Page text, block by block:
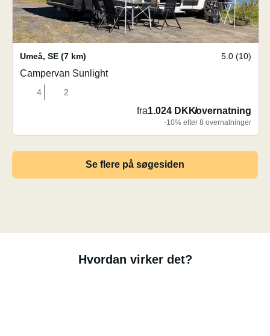
Umeå, SE (7 km) 5.0 (10)
Campervan Sunlight
4 2
fra1.024 DKK/overnatning
-10% efter 8 overnatninger
Se flere på søgesiden
Hvordan virker det?